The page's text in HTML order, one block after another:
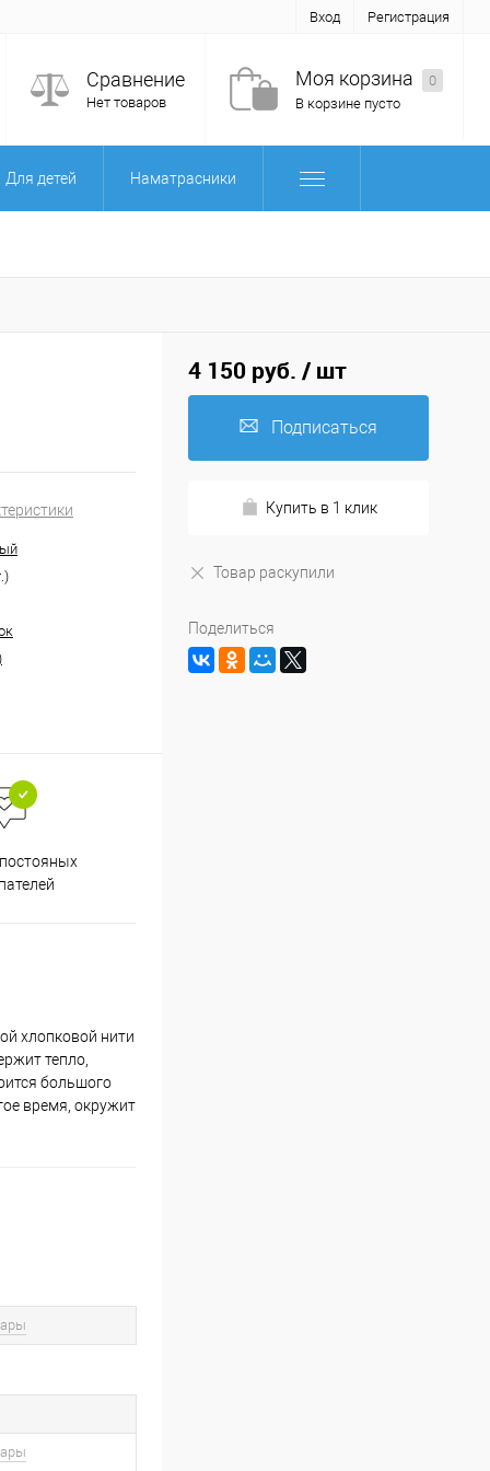
Вход Регистрация
Сравнение
Нет товаров
Моя корзина
0
В корзине пусто
Для детей Наматрасники
хлопковой нити
тепло,
большого
время, окружит
4 150 руб. / шт
Подписаться
Купить в 1 клик
Товар раскупили
Поделиться